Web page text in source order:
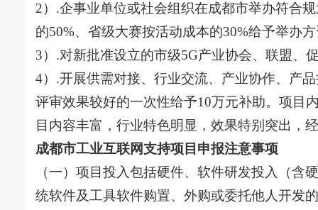
2）.企事业单位或社会组织在成都市举办符合
的50%、省级大赛按活动成本的30%给予举办
3）.对新批准设立的市级5G产业协会、联盟、
4）.开展供需对接、行业交流、产业协作、产
评审效果较好的一次性给予10万元补助。项目
目内容丰富，行业特色明显，效果特别突出，
成都市工业互联网支持项目申报注意事项
（一）项目投入包括硬件、软件研发投入（
统软件及工具软件购置、外购或委托他人开发